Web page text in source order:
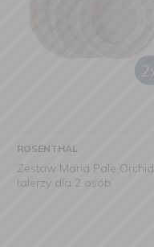
ROSENTHAL
Zestaw Maria Pale Orchid
talerzy dla 2 osób